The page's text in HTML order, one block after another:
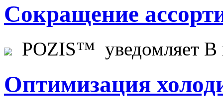
Сокращение
POZIS™ уведомляет В
Оптимизация